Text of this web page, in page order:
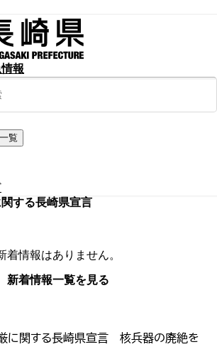
報
覧
する長崎県宣言
着情報はありません。
新着情報一覧を見る
に関する長崎県宣言 核兵器の廃絶を